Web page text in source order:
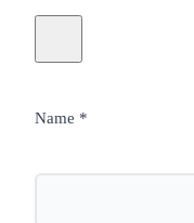
Name *